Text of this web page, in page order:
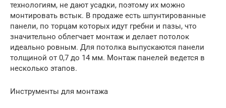
технологиям, не дают усадки, поэтому их можно
монтировать встык. В продаже есть шпунтированные
панели, по торцам которых идут гребни и пазы, что
значительно облегчает монтаж и делает потолок
идеально ровным. Для потолка выпускаются панели
толщиной от 0,7 до 14 мм. Монтаж панелей ведется в
несколько этапов.
Инструменты для монтажа